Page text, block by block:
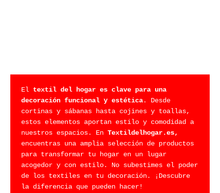
El textil del hogar es clave para una
decoración funcional y estética. Desde
cortinas y sábanas hasta cojines y toallas,
estos elementos aportan estilo y comodidad a
nuestros espacios. En Textildelhogar.es,
encuentras una amplia selección de productos
para transformar tu hogar en un lugar
acogedor y con estilo. No subestimes el poder
de los textiles en tu decoración. ¡Descubre
la diferencia que pueden hacer!